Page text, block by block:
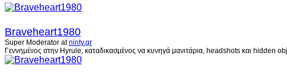
Braveheart1980
Super Moderator atninty.gr
Γεννημένος στην Hyrule, καταδικασμένος να κυνηγά μανιτάρια, headshots και hidden